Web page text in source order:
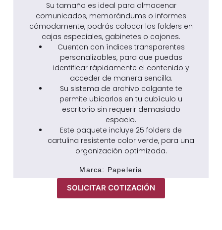
Su tamaño es ideal para almacenar
comunicados, memorándums o informes
cómodamente, podrás colocar los folders en
cajas especiales, gabinetes o cajones.
Cuentan con índices transparentes
personalizables, para que puedas
identificar rápidamente el contenido y
acceder de manera sencilla.
Su sistema de archivo colgante te
permite ubicarlos en tu cubículo u
escritorio sin requerir demasiado
espacio.
Este paquete incluye 25 folders de
cartulina resistente color verde, para una
organización optimizada.
Marca: Papeleria
SOLICITAR COTIZACIÓN